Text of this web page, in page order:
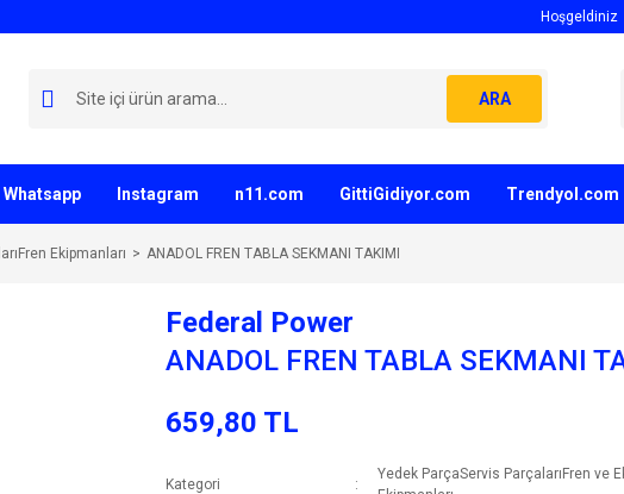
Hoşgeldiniz
ARA
Whatsapp Instagram n11.com GittiGidiyor.com Trendyol.com
Ekipmanları ANADOL FREN TABLA SEKMANI TAKIMI
Federal Power
ANADOL FREN TABLA SEKMANI
659,80 TL
Kategori
Yedek ParçaServis ParçalarıFren ve